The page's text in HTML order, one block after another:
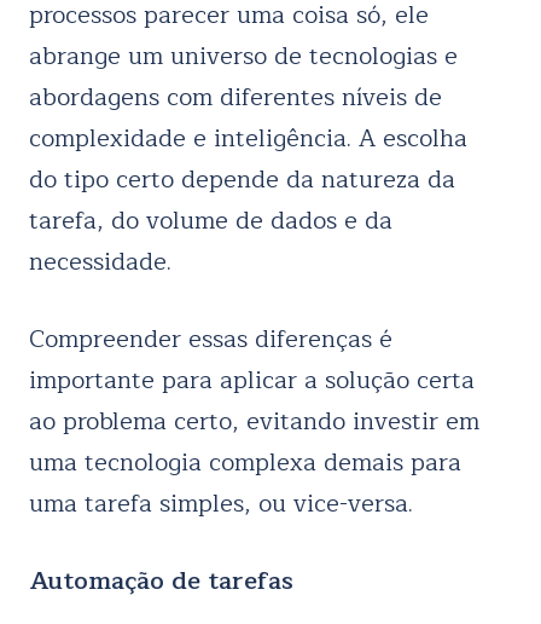
processos parecer uma coisa só, ele
abrange um universo de tecnologias e
abordagens com diferentes níveis de
complexidade e inteligência. A escolha
do tipo certo depende da natureza da
tarefa, do volume de dados e da
necessidade.
Compreender essas diferenças é
importante para aplicar a solução certa
ao problema certo, evitando investir em
uma tecnologia complexa demais para
uma tarefa simples, ou vice-versa.
Automação de tarefas